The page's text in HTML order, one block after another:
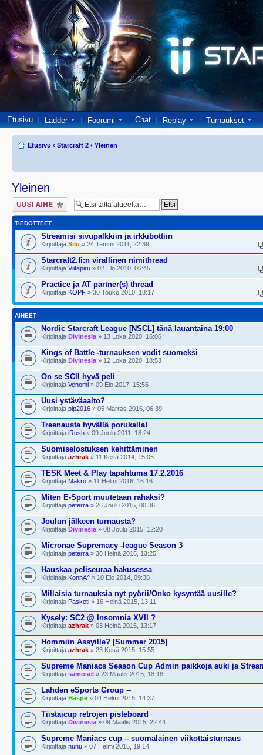
Etusivu Ladder Foorumi Chat Replay Turnaukset
Etusivu ‹ Starcraft 2 ‹ Yleinen
Yleinen
Lähetä uusi viesti
TIEDOTTEET
Streamisi sivupalkkiin ja irkkibottiin
Kirjoittaja Silu » 24 Tammi 2011, 22:39
Starcraft2.fi:n virallinen nimithread
Kirjoittaja Viitapiru » 02 Elo 2010, 06:45
Practice ja AT partner(s) thread
Kirjoittaja KOPF » 30 Touko 2010, 18:17
AIHEET
Nordic Starcraft League [NSCL] tänä lauantaina 19:00
Kirjoittaja Divinesia » 13 Loka 2020, 16:06
Kings of Battle -turnauksen vodit suomeksi
Kirjoittaja Divinesia » 12 Loka 2020, 18:53
On se SCII hyvä peli
Kirjoittaja Venomi » 09 Elo 2017, 15:56
Uusi ystäväaalto?
Kirjoittaja pip2016 » 05 Marras 2016, 06:39
Treenausta hyvällä porukalla!
Kirjoittaja iRush » 09 Joulu 2011, 18:24
Suomiselostuksen kehittäminen
Kirjoittaja azhrak » 11 Kesä 2014, 15:05
TESK Meet & Play tapahtuma 17.2.2016
Kirjoittaja Makro » 11 Helmi 2016, 16:16
Miten E-Sport muutetaan rahaksi?
Kirjoittaja peterra » 26 Joulu 2015, 00:36
Joulun jälkeen turnausta?
Kirjoittaja Divinesia » 08 Joulu 2015, 12:20
Micronae Supremacy -league Season 3
Kirjoittaja peterra » 30 Heinä 2015, 13:25
Hauskaa peliseuraa hakusessa
Kirjoittaja KonnA^ » 10 Elo 2014, 09:38
Millaisia turnauksia nyt pyörii/Onko kysyntää uusille?
Kirjoittaja Pasketi » 16 Heinä 2015, 13:11
Kysely: SC2 @ Insomnia XVII ?
Kirjoittaja azhrak » 03 Heinä 2015, 13:17
Hommiin Assyille? [Summer 2015]
Kirjoittaja azhrak » 23 Kesä 2015, 15:55
Supreme Maniacs Season Cup Admin paikkoja auki ja
Kirjoittaja samosel » 23 Maalis 2015, 18:18
Lahden eSports Group --
Kirjoittaja Haspe » 04 Helmi 2015, 14:37
Tiistaicup retrojen pisteboard
Kirjoittaja Divinesia » 09 Maalis 2015, 22:44
Supreme Maniacs cup – suomalainen viikottaisturnaus
Kirjoittaja nunu » 07 Helmi 2015, 19:14